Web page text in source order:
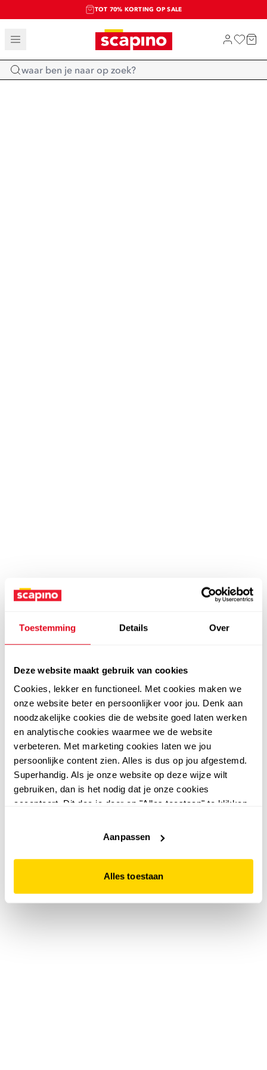
Toestemming Details Over
Deze website maakt gebruik van cookies
Cookies, lekker en functioneel. Met cookies maken we
onze website beter en persoonlijker voor jou. Denk aan
noodzakelijke cookies die de website goed laten werken
en analytische cookies waarmee we de website
verbeteren. Met marketing cookies laten we jou
persoonlijke content zien. Alles is dus op jou afgestemd.
Superhandig. Als je onze website op deze wijze wilt
gebruiken, dan is het nodig dat je onze cookies
accepteert. Dit doe je door op "Alles toestaan" te klikken.
website niet optimaal functioneert.
Aanpassen
Alles toestaan
TOT 70% KORTING OP SALE
SALE: LAATSTE KANS!
SHOP NIEUW
Home